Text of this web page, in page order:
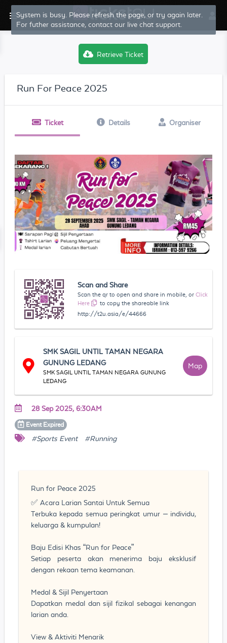
System is busy. Please refresh the page, or try again later.
For futher assistance, contact our live chat support.
Retrieve Ticket
Run For Peace 2025
Ticket Details Organiser
Scan and Share
Scan the qr to open and share in mobile, or Click
Here
to copy the shareable link
http://t2u.asia/e/44666
SMK SAGIL UNTIL TAMAN NEGARA
GUNUNG LEDANG
SMK SAGIL UNTIL TAMAN NEGARA GUNUNG
LEDANG
Map
28 Sep 2025, 6:30AM
Event Expired
#Sports Event #Running
Run for Peace 2025 ️
✅ Acara Larian Santai Untuk Semua
Terbuka kepada semua peringkat umur – individu,
keluarga & kumpulan!
Baju Edisi Khas “Run for Peace”
Setiap peserta akan menerima baju eksklusif
dengan rekaan tema keamanan.
Medal & Sijil Penyertaan
Dapatkan medal dan sijil fizikal sebagai kenangan
larian anda.
View & Aktiviti Menarik